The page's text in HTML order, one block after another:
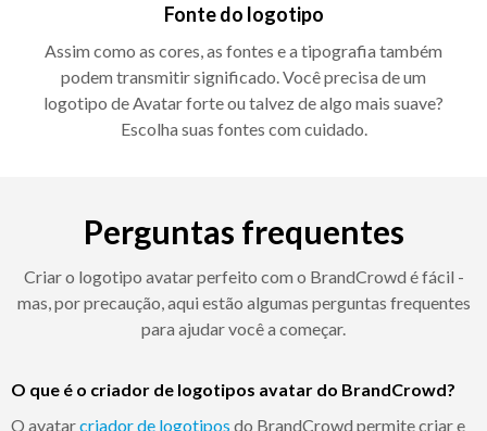
Fonte do logotipo
Assim como as cores, as fontes e a tipografia também
podem transmitir significado. Você precisa de um
logotipo de Avatar forte ou talvez de algo mais suave?
Escolha suas fontes com cuidado.
Perguntas frequentes
Criar o logotipo avatar perfeito com o BrandCrowd é fácil -
mas, por precaução, aqui estão algumas perguntas frequentes
para ajudar você a começar.
O que é o criador de logotipos avatar do BrandCrowd?
O avatarcriador de logotipos do BrandCrowd permite criar e